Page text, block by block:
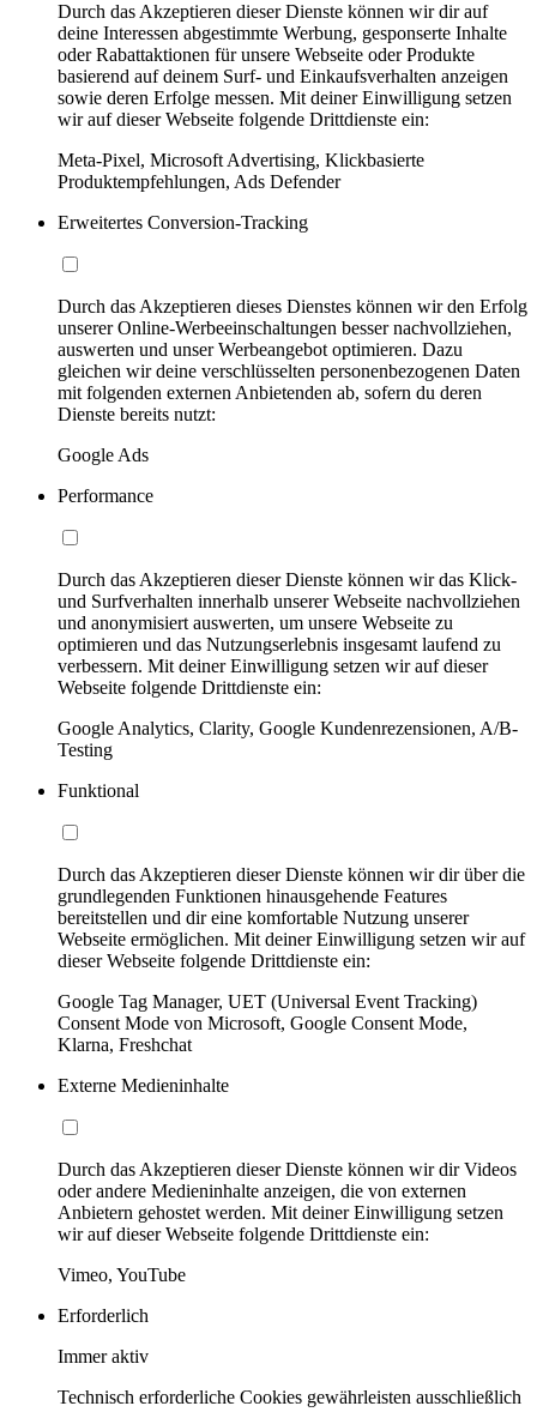
Durch das Akzeptieren dieser Dienste können wir dir auf
deine Interessen abgestimmte Werbung, gesponserte Inhalte
oder Rabattaktionen für unsere Webseite oder Produkte
basierend auf deinem Surf- und Einkaufsverhalten anzeigen
sowie deren Erfolge messen. Mit deiner Einwilligung setzen
wir auf dieser Webseite folgende Drittdienste ein:
Meta-Pixel, Microsoft Advertising, Klickbasierte
Produktempfehlungen, Ads Defender
Erweitertes Conversion-Tracking
Durch das Akzeptieren dieses Dienstes können wir den Erfolg
unserer Online-Werbeeinschaltungen besser nachvollziehen,
auswerten und unser Werbeangebot optimieren. Dazu
gleichen wir deine verschlüsselten personenbezogenen Daten
mit folgenden externen Anbietenden ab, sofern du deren
Dienste bereits nutzt:
Google Ads
Performance
Durch das Akzeptieren dieser Dienste können wir das Klick-
und Surfverhalten innerhalb unserer Webseite nachvollziehen
und anonymisiert auswerten, um unsere Webseite zu
optimieren und das Nutzungserlebnis insgesamt laufend zu
verbessern. Mit deiner Einwilligung setzen wir auf dieser
Webseite folgende Drittdienste ein:
Google Analytics, Clarity, Google Kundenrezensionen, A/B-
Testing
Funktional
Durch das Akzeptieren dieser Dienste können wir dir über die
grundlegenden Funktionen hinausgehende Features
bereitstellen und dir eine komfortable Nutzung unserer
Webseite ermöglichen. Mit deiner Einwilligung setzen wir auf
dieser Webseite folgende Drittdienste ein:
Google Tag Manager, UET (Universal Event Tracking)
Consent Mode von Microsoft, Google Consent Mode,
Klarna, Freshchat
Externe Medieninhalte
Durch das Akzeptieren dieser Dienste können wir dir Videos
oder andere Medieninhalte anzeigen, die von externen
Anbietern gehostet werden. Mit deiner Einwilligung setzen
wir auf dieser Webseite folgende Drittdienste ein:
Vimeo, YouTube
Erforderlich
Immer aktiv
Technisch erforderliche Cookies gewährleisten ausschließlich